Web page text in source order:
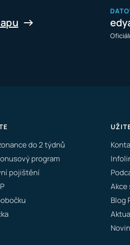
do 2 týdnů
program
pojištění
Akce
Blog